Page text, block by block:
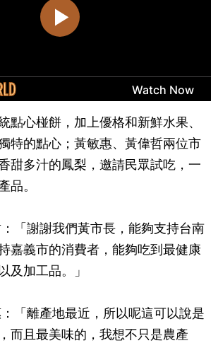
點心椪餅，加上優格和新鮮水果、
特的點心；黃敏惠、黃偉哲兩位市
甜多汁的鳳梨，邀請民眾試吃，一
品。
「謝謝我們黃市長，能夠支持台南
嘉義市的消費者，能夠吃到最健康
及加工品。」
「離產地最近，所以呢這可以說是
而且最美味的，我想不只是農產